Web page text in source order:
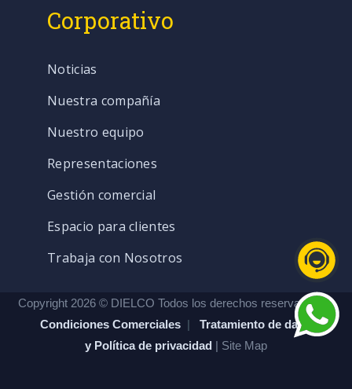
Corporativo
Noticias
Nuestra compañía
Nuestro equipo
Representaciones
Gestión comercial
Espacio para clientes
Trabaja con Nosotros
Copyright 2026 © DIELCO Todos los derechos reservados. |
Condiciones Comerciales | Tratamiento de datos
y Política de privacidad | Site Map